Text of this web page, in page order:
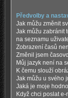
Předvolby a
Jak můžu změnit
Jak můžu zabránit
na seznamu
Zobrazení časů
Změnil jsem
Můj jazyk není na
K čemu slouží
Jak můžu u svého
Jaká je moje
Když chci poslat